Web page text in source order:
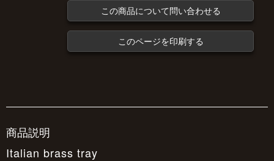
この商品について問い合わせる
このページを印刷する
商品説明
Italian brass tray